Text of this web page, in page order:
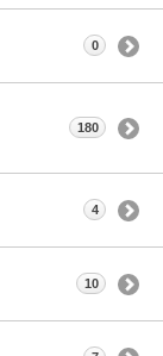
0
180
4
10